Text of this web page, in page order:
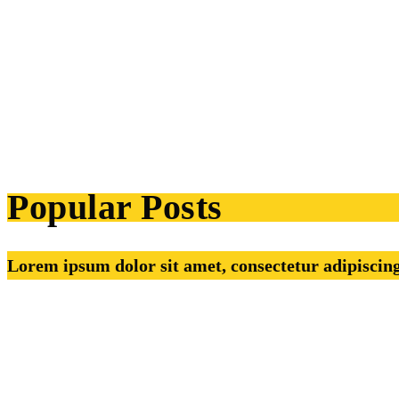
Popular Posts
Lorem ipsum dolor sit amet, consectetur